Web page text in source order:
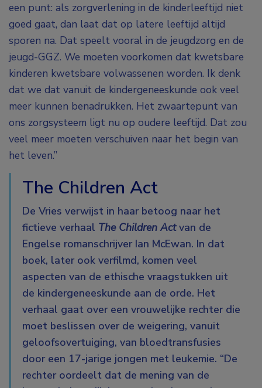
een punt: als zorgverlening in de kinderleeftijd niet
goed gaat, dan laat dat op latere leeftijd altijd
sporen na. Dat speelt vooral in de jeugdzorg en de
jeugd-GGZ. We moeten voorkomen dat kwetsbare
kinderen kwetsbare volwassenen worden. Ik denk
dat we dat vanuit de kindergeneeskunde ook veel
meer kunnen benadrukken. Het zwaartepunt van
ons zorgsysteem ligt nu op oudere leeftijd. Dat zou
veel meer moeten verschuiven naar het begin van
het leven.”
The Children Act
De Vries verwijst in haar betoog naar het
fictieve verhaal The Children Actvan de
Engelse romanschrijver Ian McEwan. In dat
boek, later ook verfilmd, komen veel
aspecten van de ethische vraagstukken uit
de kindergeneeskunde aan de orde. Het
verhaal gaat over een vrouwelijke rechter die
moet beslissen over de weigering, vanuit
geloofsovertuiging, van bloedtransfusies
door een 17-jarige jongen met leukemie. “De
rechter oordeelt dat de mening van de